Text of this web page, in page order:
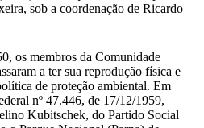
sob a coordenação de Ricardo
os membros da Comunidade
a ter sua reprodução física e
de proteção ambiental. Em
nº 47.446, de 17/12/1959,
Kubitschek, do Partido Social